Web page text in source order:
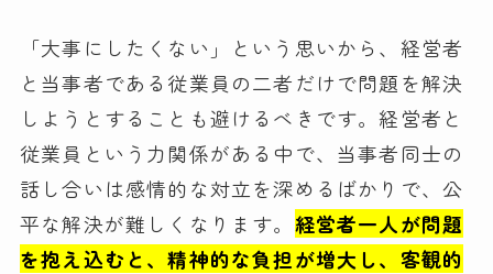
「大事にしたくない」という思いから、経営者
と当事者である従業員の二者だけで問題を解決
しようとすることも避けるべきです。経営者と
従業員という力関係がある中で、当事者同士の
話し合いは感情的な対立を深めるばかりで、公
平な解決が難しくなります。 経営者一人が問題
を抱え込むと、精神的な負担が増大し、客観的